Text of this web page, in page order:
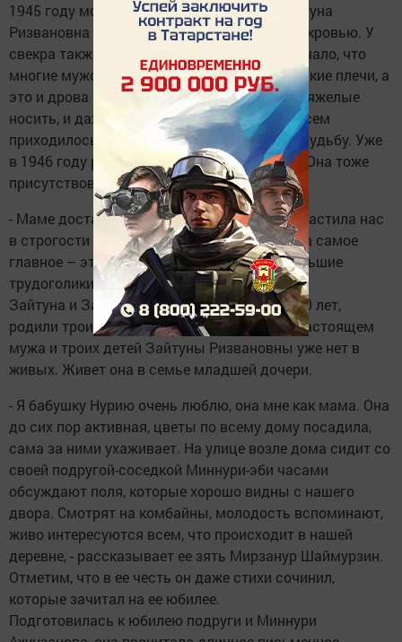
1945 году молодые поженились. Жила Зайтуна
Ризвановна в одном доме со свекром и свекровью. У
свекра также не было одной руки. Это означало, что
многие мужские обязанности легли на женские плечи, а
это и дрова приготовить на зиму, и мешки тяжелые
носить, и даже овцу зарезать на мясо. Со всем
приходилось справляться и не роптать на судьбу. Уже
в 1946 году родилась первая дочь Рамзия. Она тоже
присутствовала на юбилее мамы.
- Маме досталась нелегкая судьба, но она растила нас
в строгости и учила всему, что знает сама, а самое
главное – это труду! Все в нашей семье большие
трудоголики, - рассказывает она.
Зайтуна и Заки Нуриевы вместе прожили 50 лет,
родили троих сыновей и троих дочерей. В настоящем
мужа и троих детей Зайтуны Ризвановны уже нет в
живых. Живет она в семье младшей дочери.
- Я бабушку Нурию очень люблю, она мне как мама. Она
до сих пор активная, цветы по всему дому посадила,
сама за ними ухаживает. На улице возле дома сидит со
своей подругой-соседкой Миннури-эби часами
обсуждают поля, которые хорошо видны с нашего
двора. Смотрят на комбайны, молодость вспоминают,
живо интересуются всем, что происходит в нашей
деревне, - рассказывает ее зять Мирзанур Шаймурзин.
Отметим, что в ее честь он даже стихи сочинил,
которые зачитал на ее юбилее.
Подготовилась к юбилею подруги и Миннури